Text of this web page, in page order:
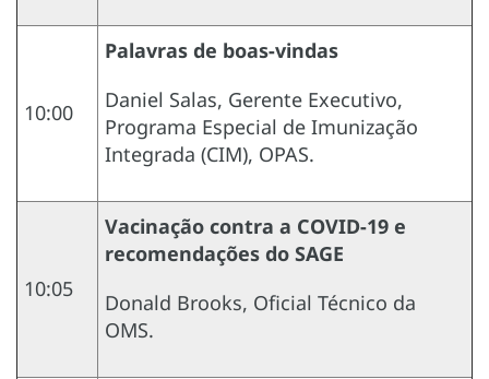
10:00
Palavras de boas-vindas
Daniel Salas, Gerente Executivo,
Programa Especial de Imunização
Integrada (CIM), OPAS.
10:05
Vacinação contra a COVID-19 e
recomendações do SAGE
Donald Brooks, Oficial Técnico da
OMS.